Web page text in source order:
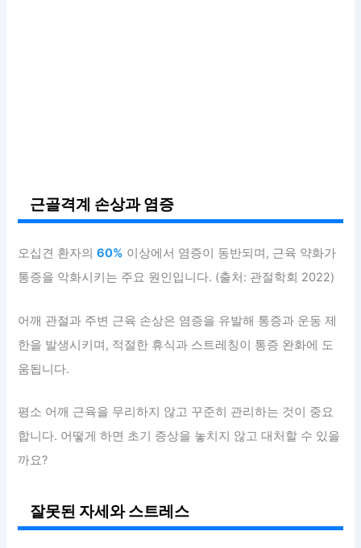
근골격계 손상과 염증
오십견 환자의60% 이상에서 염증이 동반되며, 근육 약화가
통증을 악화시키는 주요 원인입니다. (출처: 관절학회 2022)
어깨 관절과 주변 근육 손상은 염증을 유발해 통증과 운동 제
한을 발생시키며, 적절한 휴식과 스트레칭이 통증 완화에 도
움됩니다.
평소 어깨 근육을 무리하지 않고 꾸준히 관리하는 것이 중요
합니다. 어떻게 하면 초기 증상을 놓치지 않고 대처할 수 있을
까요?
잘못된 자세와 스트레스